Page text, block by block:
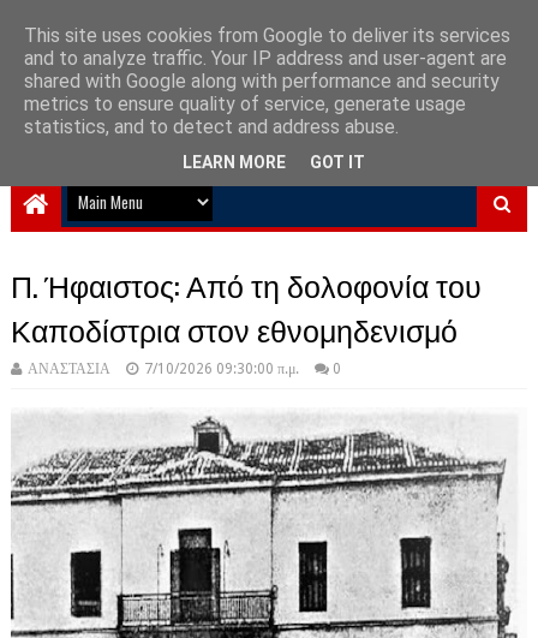
NewPlanet09
Ειδήσεις νέα από την Ελλάδα και τον κόσμο
Π. Ήφαιστος: Από τη δολοφονία του
Καποδίστρια στον εθνομηδενισμό
ΑΝΑΣΤΑΣΙΑ 7/10/2026 09:30:00 π.μ. 0
This site uses cookies from Google to deliver its services
and to analyze traffic. Your IP address and user-agent are
shared with Google along with performance and security
metrics to ensure quality of service, generate usage
statistics, and to detect and address abuse.
LEARN MORE GOT IT